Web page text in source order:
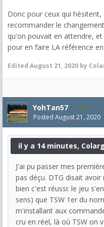
Donc pour ceux qui
recommander le
qu'on pouvait en attendre,
pour en faire LA référence
Edited August 21, 2020 by
YohTan57 69
Posted August 21, 2020
il y a 14 minutes,
J'ai pu passer mes
pas déçu. DTG disait
bien c'est réussi: le jeu
sens) que TSW 1er du
m'installant aux
cru en réel, là où TSW on